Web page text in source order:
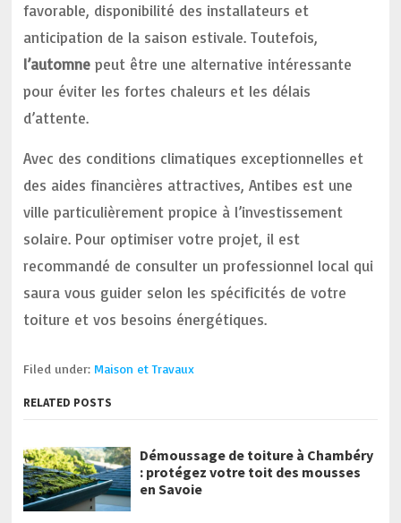
favorable, disponibilité des installateurs et
anticipation de la saison estivale. Toutefois,
l’automne peut être une alternative intéressante
pour éviter les fortes chaleurs et les délais
d’attente.
Avec des conditions climatiques exceptionnelles et
des aides financières attractives, Antibes est une
ville particulièrement propice à l’investissement
solaire. Pour optimiser votre projet, il est
recommandé de consulter un professionnel local qui
saura vous guider selon les spécificités de votre
toiture et vos besoins énergétiques.
Filed under: Maison et Travaux
RELATED POSTS
Démoussage de toiture à Chambéry
: protégez votre toit des mousses
en Savoie